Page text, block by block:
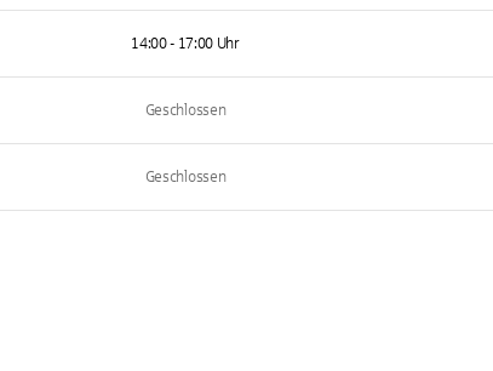
14:00 - 17:00 Uhr
Geschlossen
Geschlossen